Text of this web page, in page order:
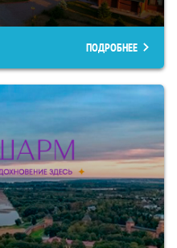
ПОДРОБНЕЕ